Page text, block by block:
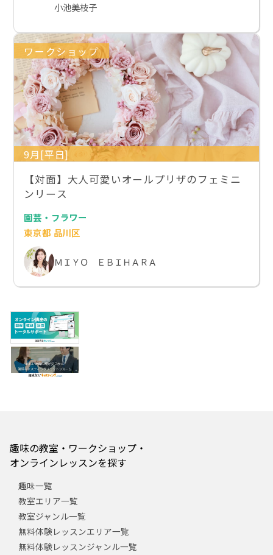
小池美枝子
ワークショップ
9月[平日]
【対面】大人可愛いオールプリザのフェミニ
ンリース
園芸・フラワー
東京都 品川区
ＭＩＹＯ ＥＢＩＨＡＲＡ
趣味の教室・ワークショップ・
オンラインレッスンを探す
趣味一覧
教室エリア一覧
教室ジャンル一覧
無料体験レッスンエリア一覧
無料体験レッスンジャンル一覧